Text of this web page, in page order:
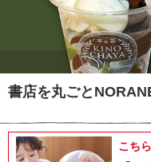
書店を丸ごと
こち